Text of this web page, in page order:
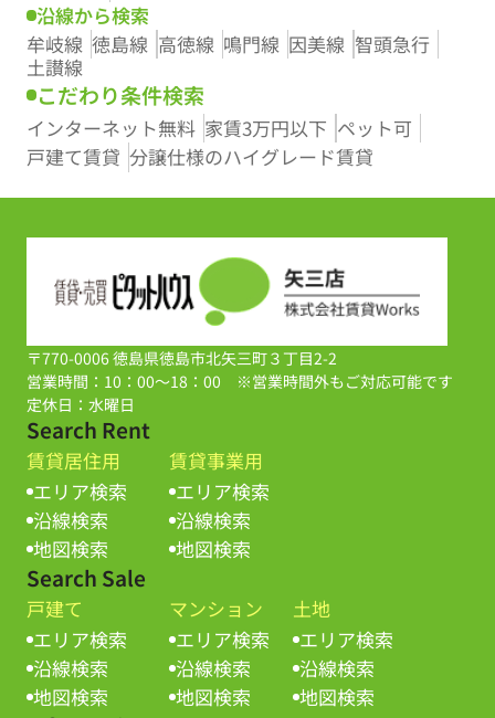
沿線から検索
牟岐線 徳島線 高徳線 鳴門線 因美線 智頭急行
土讃線
こだわり条件検索
インターネット無料 家賃3万円以下 ペット可
戸建て賃貸 分譲仕様のハイグレード賃貸
〒770-0006 徳島県徳島市北矢三町３丁目2-2
営業時間：10：00～18：00 ※営業時間外もご対応可能です
定休日：水曜日
Search Rent
賃貸居住用
エリア検索
沿線検索
地図検索
賃貸事業用
エリア検索
沿線検索
地図検索
Search Sale
戸建て
エリア検索
沿線検索
地図検索
マンション
エリア検索
沿線検索
地図検索
土地
エリア検索
沿線検索
地図検索